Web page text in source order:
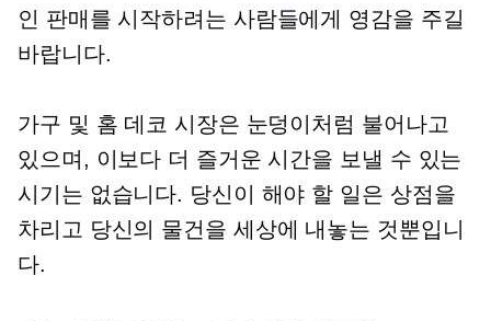
인 판매를 시작하려는 사람들에게 영감을 주길
바랍니다.
가구 및 홈 데코 시장은 눈덩이처럼 불어나고
있으며, 이보다 더 즐거운 시간을 보낼 수 있는
시기는 없습니다. 당신이 해야 할 일은 상점을
차리고 당신의 물건을 세상에 내놓는 것뿐입니
다.